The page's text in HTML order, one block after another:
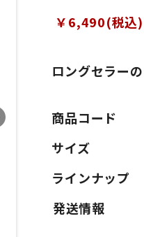
ロングセラー
￥6,490(税込)
商品コード
サイズ
ラインナップ